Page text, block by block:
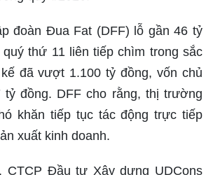
đoàn Đua Fat (DFF) lỗ gần 46 tỷ
thứ 11 liên tiếp chìm trong sắc
đã vượt 1.100 tỷ đồng, vốn chủ
đồng. DFF cho rằng, thị trường
khăn tiếp tục tác động trực tiếp
xuất kinh doanh.
CTCP Đầu tư Xây dựng UDCons